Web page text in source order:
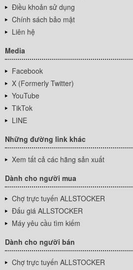
Điều khoản sử dụng
Chính sách bảo mật
Liên hệ
Media
Facebook
X (Formerly Twitter)
YouTube
TikTok
LINE
Những đường link khác
Xem tất cả các hãng sản xuất
Dành cho người mua
Chợ trực tuyến ALLSTOCKER
Đấu giá ALLSTOCKER
Máy yêu cầu tìm kiếm
Dành cho người bán
Chợ trực tuyến ALLSTOCKER